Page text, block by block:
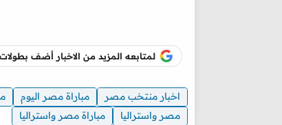
لمتابعه المزيد من الاخبار أضف
اخبار منتخب مصر مباراة مصر اليوم
مصر واستراليا
مباراة مصر واستراليا